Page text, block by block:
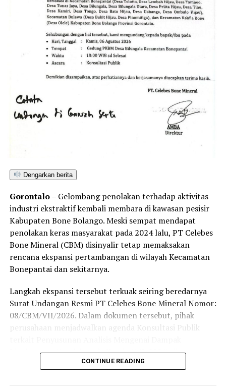
Dengarkan berita
Gorontalo– Gelombang penolakan terhadap aktivitas
industri ekstraktif kembali membara di kawasan pesisir
Kabupaten Bone Bolango. Meski sempat mendapat
penolakan keras masyarakat pada 2024 lalu, PT Celebes
Bone Mineral (CBM) disinyalir tetap memaksakan
rencana ekspansi pertambangan di wilayah Kecamatan
Bonepantai dan sekitarnya.
Langkah ekspansi tersebut terkuak seiring beredarnya
Surat Undangan Resmi PT Celebes Bone Mineral Nomor:
08/CBM/VII/2026. Dalam dokumen tersebut, pihak
perusahaan menjadwalkan agenda Konsultasi Publik
Lingkungan (Amdal) pada Kamis (6/8/2026) di
Kecamatan Bonepantai. Forum ini digelar sebagai
Pertambangan (IUP) ke tahap Operasi Produksi.
CONTINUE READING